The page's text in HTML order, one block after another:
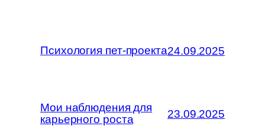
Психология пет-проекта24.09.2025
Мои наблюдения для
карьерного роста
23.09.2025